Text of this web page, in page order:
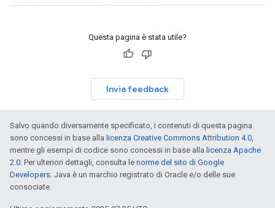
Questa pagina è stata utile?
Invia feedback
Salvo quando diversamente specificato, i contenuti di questa pagina
sono concessi in base alla licenza Creative Commons Attribution 4.0,
mentre gli esempi di codice sono concessi in base alla licenza Apache
2.0. Per ulteriori dettagli, consulta le norme del sito di Google
Developers. Java è un marchio registrato di Oracle e/o delle sue
consociate.